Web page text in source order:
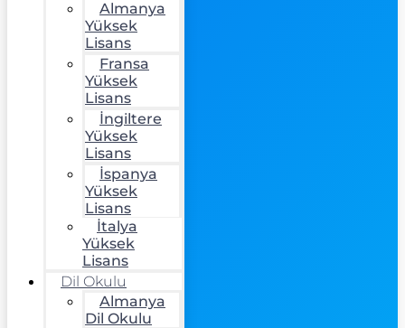
Almanya
Yüksek
Lisans
Fransa
Yüksek
Lisans
İngiltere
Yüksek
Lisans
İspanya
Yüksek
Lisans
İtalya
Yüksek
Lisans
Dil Okulu
Almanya
Dil Okulu